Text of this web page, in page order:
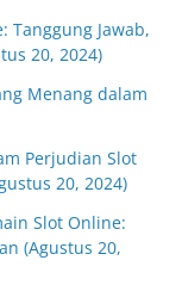
Tanggung Jawab,
20, 2024)
Menang dalam
Perjudian Slot
20, 2024)
Slot Online:
(Agustus 20,